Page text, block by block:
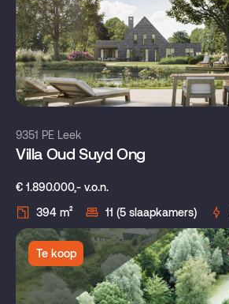
9351 PE Leek
Villa Oud Suyd Ong
€ 1.890.000,- v.o.n.
394 m²
11 (5 slaapkamers)
Te koop